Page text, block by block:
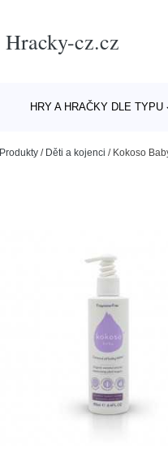
Hracky-cz.cz
HRY A HRAČKY DLE TYPU
Produkty / Děti a kojenci / Kokoso